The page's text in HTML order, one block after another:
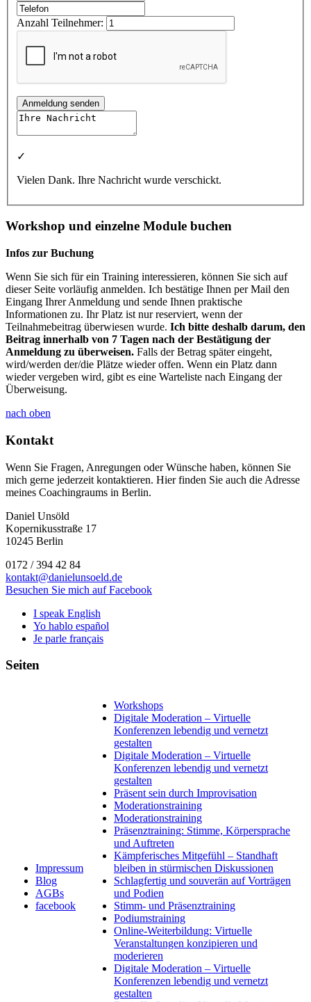
Anzahl Teilnehmer:
Anmeldung senden
✓
Vielen Dank. Ihre Nachricht wurde verschickt.
Workshop und einzelne Module buchen
Infos zur Buchung
Wenn Sie sich für ein Training interessieren, können Sie sich auf
dieser Seite vorläufig anmelden. Ich bestätige Ihnen per Mail den
Eingang Ihrer Anmeldung und sende Ihnen praktische
Informationen zu. Ihr Platz ist nur reserviert, wenn der
Teilnahmebeitrag überwiesen wurde. Ich bitte deshalb darum, den
Beitrag innerhalb von 7 Tagen nach der Bestätigung der
Anmeldung zu überweisen. Falls der Betrag später eingeht,
wird/werden der/die Plätze wieder offen. Wenn ein Platz dann
wieder vergeben wird, gibt es eine Warteliste nach Eingang der
Überweisung.
nach oben
Kontakt
Wenn Sie Fragen, Anregungen oder Wünsche haben, können Sie
mich gerne jederzeit kontaktieren. Hier finden Sie auch die Adresse
meines Coachingraums in Berlin.
Daniel Unsöld
Kopernikusstraße 17
10245 Berlin
0172 / 394 42 84
kontakt@danielunsoeld.de
Besuchen Sie mich auf Facebook
I speak English
Yo hablo español
Je parle français
Seiten
Impressum
Blog
AGBs
facebook
Workshops
Digitale Moderation – Virtuelle
Konferenzen lebendig und vernetzt
gestalten
Digitale Moderation – Virtuelle
Konferenzen lebendig und vernetzt
gestalten
Präsent sein durch Improvisation
Moderationstraining
Moderationstraining
Präsenztraining: Stimme, Körpersprache
und Auftreten
Kämpferisches Mitgefühl – Standhaft
bleiben in stürmischen Diskussionen
Schlagfertig und souverän auf Vorträgen
und Podien
Stimm- und Präsenztraining
Podiumstraining
Online-Weiterbildung: Virtuelle
Veranstaltungen konzipieren und
moderieren
Digitale Moderation – Virtuelle
Konferenzen lebendig und vernetzt
gestalten